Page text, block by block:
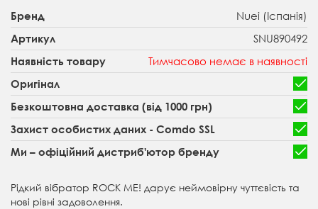
Бренд Nuei (Іспанія)
Артикул SNU890492
Наявність товару Тимчасово немає в наявності
Оригінал
Безкоштовна доставка (від 1000 грн)
Захист особистих даних - Comdo SSL
Ми – офіційний дистриб'ютор бренду
Рідкий вібратор ROCK ME! дарує неймовірну чуттєвість та
нові рівні задоволення.